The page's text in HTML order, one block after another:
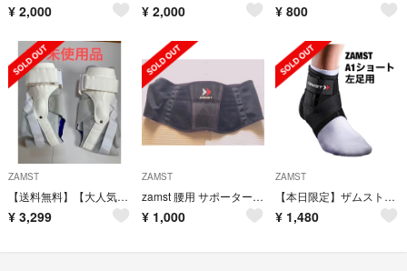
¥ 2,000 ¥ 2,000 ¥ 800
ZAMST
【送料無料】【大人気】ZAMST A2-DX 足首サポーター XL 左右セット
¥ 3,299
ZAMST
zamst 腰用 サポーター サイズ LL
¥ 1,000
ZAMST
【本日限定】ザムスト足首用サポーター A1 ショート 左足用
¥ 1,480